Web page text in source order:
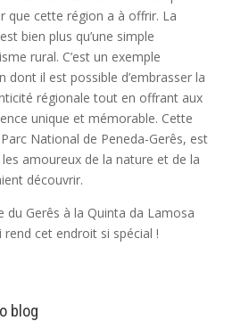
que cette région a à offrir. La
bien plus qu’une simple
rural. C’est un exemple
dont il est possible d’embrasser la
régionale tout en offrant aux
unique et mémorable. Cette
National de Peneda-Gerês, est
amoureux de la nature et de la
découvrir.
du Gerês à la Quinta da Lamosa
cet endroit si spécial !
blog